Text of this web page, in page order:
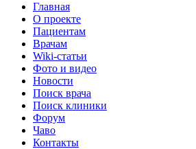
Главная
О проекте
Пациентам
Врачам
Wiki-статьи
Фото и видео
Новости
Поиск врача
Поиск клиники
Форум
Чаво
Контакты